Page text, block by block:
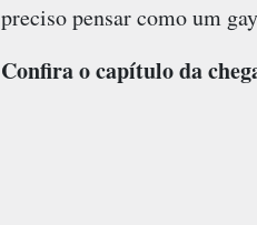
preciso pensar como um
Confira o capítulo da